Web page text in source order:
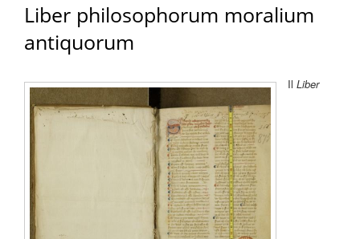
Liber philosophorum moralium
antiquorum
Il Liber